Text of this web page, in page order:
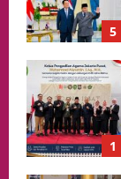
1
2